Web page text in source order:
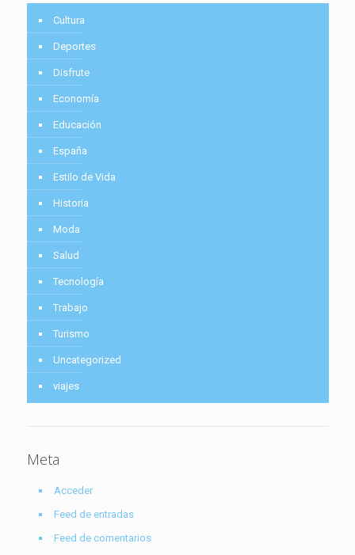
Cultura
Deportes
Disfrute
Economía
Educación
España
Estilo de Vida
Historia
Moda
Salud
Tecnología
Trabajo
Turismo
Uncategorized
viajes
Meta
Acceder
Feed de entradas
Feed de comentarios